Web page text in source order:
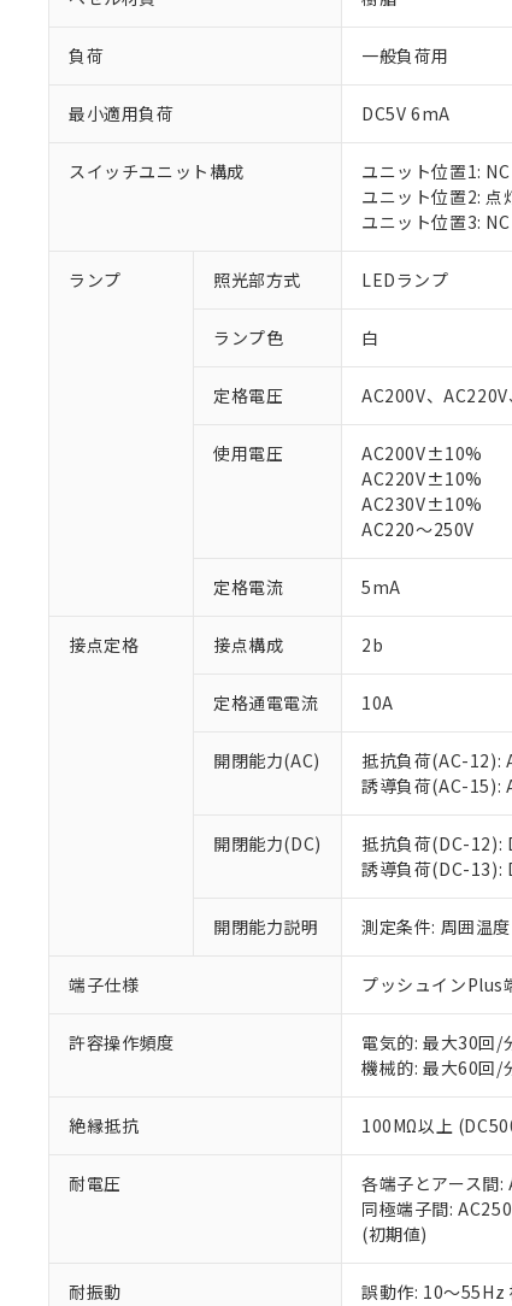
負荷 一般負荷用
最小適用負荷 DC5V 6mA
スイッチユニット構成
ユニット位置1: NC
ユニット位置2: 点
ユニット位置3: NC
ランプ 照光部方式 LEDランプ
ランプ色 白
定格電圧 AC200V、
使用電圧
AC200V±10%
AC220V±10%
AC230V±10%
AC220～250V
定格電流 5mA
接点定格 接点構成 2b
定格通電電流 10A
開閉能力(AC)
抵抗負荷(AC-12):
誘導負荷(AC-15):
開閉能力(DC)
抵抗負荷(DC-12):
誘導負荷(DC-13):
開閉能力説明 測定条件: 周囲温
端子仕様 プッシュインPlus
許容操作頻度
電気的: 最大30回/
機械的: 最大60回/
絶縁抵抗 100MΩ以上
耐電圧
各端子とアース間
同極端子間:
(初期値)
耐振動 誤動作: 10～
ご利用条
以下の条件を
当社制御
のであり
当社販売
オムロン
在庫状況
マイパー
ている必
お客様が
が、当社
さい。
※当社の
※1 対応状況
対応済み：
対応予定：EU
対応予定なし
調査・確認中
非該当品：ラ
仕入先様の事
があります。
鉛(Pb) 1000ppm以
フタル酸エステル
※2 対応予定
部品在庫の切
※3 非含有証
下記の非含有
51物質の非含
※本証明書は発
また、RoHS
混在すること
既に当社にて
り割愛してお
※1 中国
「○」：最大均
「×」：最大均
「－」：未確
Cr(Ⅵ)(六価クロム) :
DBP(フタル酸ジブ
DEHP(フタル酸ビ
※2 環境保護
「ｅ」：有害
「10」：通常
味します。
などの必
ます。
置等に一
当社は、
また当社
たしませ
△ 一定
機器
白